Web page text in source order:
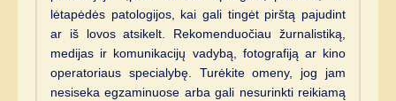
lėtapėdės patologijos, kai gali tingėt pirštą pajudint
ar iš lovos atsikelt. Rekomenduočiau žurnalistiką,
medijas ir komunikacijų vadybą, fotografiją ar kino
operatoriaus specialybę. Turėkite omeny, jog jam
nesiseka egzaminuose arba gali nesurinkti reikiamą